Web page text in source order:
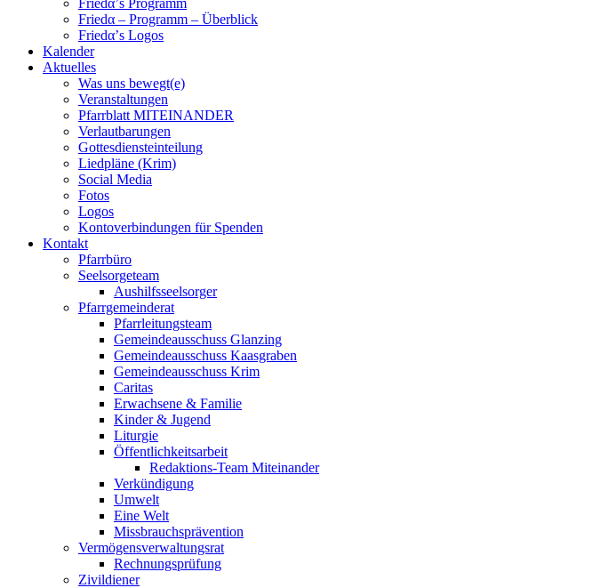
Friedα’s Programm
Friedα – Programm – Überblick
Friedα’s Logos
Kalender
Aktuelles
Was uns bewegt(e)
Veranstaltungen
Pfarrblatt MITEINANDER
Verlautbarungen
Gottesdiensteinteilung
Liedpläne (Krim)
Social Media
Fotos
Logos
Kontoverbindungen für Spenden
Kontakt
Pfarrbüro
Seelsorgeteam
Aushilfsseelsorger
Pfarrgemeinderat
Pfarrleitungsteam
Gemeindeausschuss Glanzing
Gemeindeausschuss Kaasgraben
Gemeindeausschuss Krim
Caritas
Erwachsene & Familie
Kinder & Jugend
Liturgie
Öffentlichkeitsarbeit
Redaktions-Team Miteinander
Verkündigung
Umwelt
Eine Welt
Missbrauchsprävention
Vermögensverwaltungsrat
Rechnungsprüfung
Zivildiener